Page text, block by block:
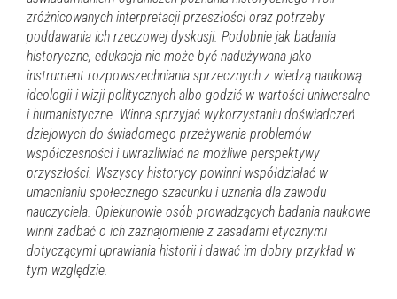
zróżnicowanych interpretacji przeszłości oraz potrzeby
poddawania ich rzeczowej dyskusji. Podobnie jak badania
historyczne, edukacja nie może być nadużywana jako
instrument rozpowszechniania sprzecznych z wiedzą naukową
ideologii i wizji politycznych albo godzić w wartości uniwersalne
i humanistyczne. Winna sprzyjać wykorzystaniu doświadczeń
dziejowych do świadomego przeżywania problemów
współczesności i uwrażliwiać na możliwe perspektywy
przyszłości. Wszyscy historycy powinni współdziałać w
umacnianiu społecznego szacunku i uznania dla zawodu
nauczyciela. Opiekunowie osób prowadzących badania naukowe
winni zadbać o ich zaznajomienie z zasadami etycznymi
dotyczącymi uprawiania historii i dawać im dobry przykład w
tym względzie.